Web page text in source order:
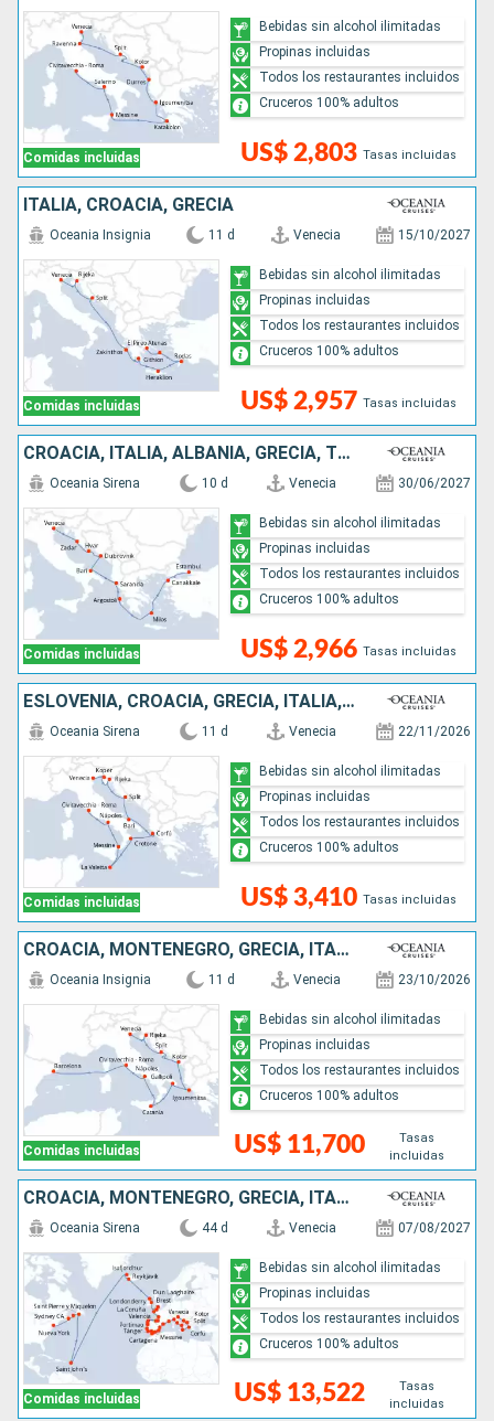
Comidas incluidas US$ 2,803 Tasas incluidas
Bebidas sin alcohol ilimitadas
Propinas incluidas
Todos los restaurantes incluidos
Cruceros 100% adultos
ITALIA, CROACIA, GRECIA
Comidas incluidas
Oceania Insignia 11 d Venecia 15/10/2027
US$ 2,957 Tasas incluidas
Bebidas sin alcohol ilimitadas
Propinas incluidas
Todos los restaurantes incluidos
Cruceros 100% adultos
CROACIA, ITALIA, ALBANIA, GRECIA, TURQUÍA
Comidas incluidas
Oceania Sirena 10 d Venecia 30/06/2027
US$ 2,966 Tasas incluidas
Bebidas sin alcohol ilimitadas
Propinas incluidas
Todos los restaurantes incluidos
Cruceros 100% adultos
ESLOVENIA, CROACIA, GRECIA, ITALIA, MALTA
Comidas incluidas
Oceania Sirena 11 d Venecia 22/11/2026
US$ 3,410 Tasas incluidas
Bebidas sin alcohol ilimitadas
Propinas incluidas
Todos los restaurantes incluidos
Cruceros 100% adultos
CROACIA, MONTENEGRO, GRECIA, ITALIA, ESPAÑA
Comidas incluidas
Oceania Insignia 11 d Venecia 23/10/2026
US$ 11,700
Tasas
incluidas
Bebidas sin alcohol ilimitadas
Propinas incluidas
Todos los restaurantes incluidos
Cruceros 100% adultos
CROACIA, MONTENEGRO, GRECIA, ITALIA, MARRUECOS, ESPAÑA, PORTUGAL, FRANCIA, REINO UNIDO, IRLANDA, ISLANDIA, ANTIGUA Y BARBUDA, CANADÁ, ESTADOS UNIDOS
Comidas incluidas
Oceania Sirena 44 d Venecia 07/08/2027
US$ 13,522
Tasas
incluidas
Bebidas sin alcohol ilimitadas
Propinas incluidas
Todos los restaurantes incluidos
Cruceros 100% adultos